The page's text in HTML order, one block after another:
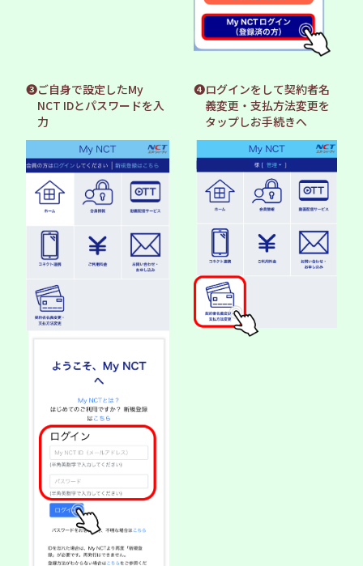
❸ご自身で設定したMy
NCT IDとパスワードを入
力
❹ログインをして契約者名
義変更・支払方法変更を
タップしお手続きへ